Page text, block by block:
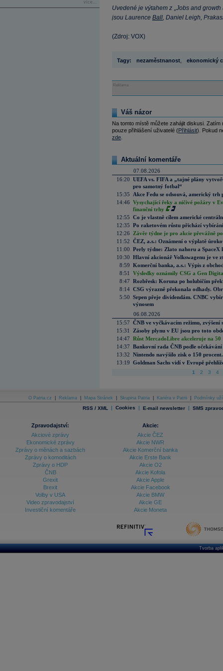
více...
Uvedené je výtahem z „Jobs and
jsou Laurence Ball, Daniel Leigh,
(Zdroj: VOX)
Tagy: nezaměstnanost ekonomický
Reklama
Váš názor
Na tomto místě můžete zahájit diskusi.
pouze přihlášení uživatelé (Přihlásit). Pokud
zde
Aktuální komentáře
07.08.2026
16:20 UEFA vs. FIFA a „tajné plány
pro samotný fotbal“
15:35
Akce Fedu se odsouvá, americký
14:46 Vysychající řeky a ničivé požáry v
finanční trhy
12:55 Co je vlastně cílem americké
12:35 Po raketovém růstu přichází
12:26
Závěr týdne je pro akcie převážně
11:52 ČEZ, a.s.: Oznámení o výplatě
11:00 Perly týdne: Zlato nahoru a SpaceX
10:30 Hlavní akcionář Volkswagenu je ve
8:59 Komerční banka, a.s.: Výpis z
8:51
Výsledky oznámily CSG a Gen
8:47 Rozbřesk: Koruna po holubičím
8:14 CSG výrazně překonala odhady.
5:50 Srpen přeje dividendám. CNBC
výnosem
06.08.2026
15:57 ČNB ve vyčkávacím režimu, zvýšení
15:31
Zásoby plynu v EU jsou pro toto
14:47 Růst MercadoLibre akceleruje na
14:37 Bankovní rada ČNB podle
13:32 Nintendo navýšilo zisk o 150
13:19 Goldman Sachs vidí v Evropě
1 2 3 4
O Patria.cz Reklama Mapa Stránek Skupina Patria Kariéra v Patrii Podmínky
RSS / XML | Cookies | E-mail newsletter | SMS
Zpravodajství:
Akciové zprávy
Ekonomické zprávy
Zprávy o měnách a sazbách
Zprávy o komoditách
Zprávy o HDP
ČNB
Grexit
Brexit
Volby v USA
Video zpravodajství
Investiční komentáře
Akcie:
Akcie ČEZ
Akcie NWR
Akcie Komerční banka
Akcie Erste Bank
Akcie O2
Akcie Kofola
Akcie Apple
Akcie Facebook
Akcie BMW
Akcie GE
Akcie Moneta
Tvorba